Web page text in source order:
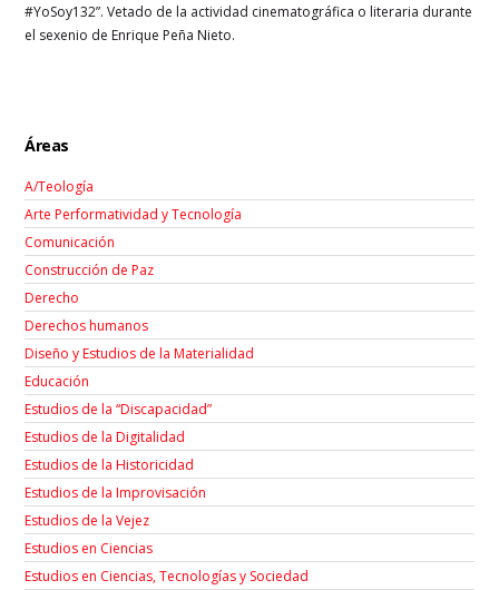
#YoSoy132”. Vetado de la actividad cinematográfica o literaria durante
el sexenio de Enrique Peña Nieto.
Áreas
A/Teología
Arte Performatividad y Tecnología
Comunicación
Construcción de Paz
Derecho
Derechos humanos
Diseño y Estudios de la Materialidad
Educación
Estudios de la “Discapacidad”
Estudios de la Digitalidad
Estudios de la Historicidad
Estudios de la Improvisación
Estudios de la Vejez
Estudios en Ciencias
Estudios en Ciencias, Tecnologías y Sociedad